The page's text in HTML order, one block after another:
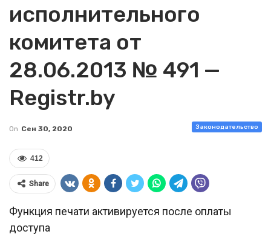
исполнительного
комитета от
28.06.2013 № 491 —
Registr.by
Законодательство
On Сен 30, 2020
412
Share
Функция печати активируется после оплаты
доступа